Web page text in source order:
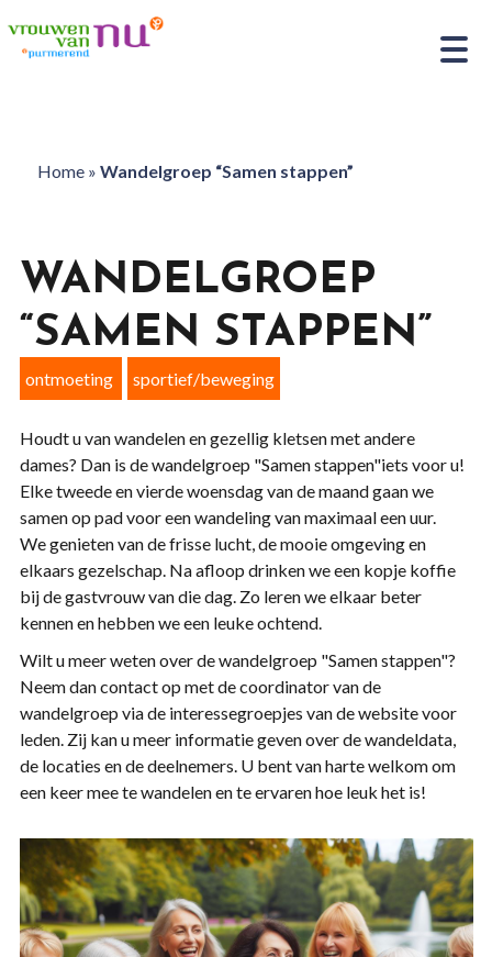
Home» Wandelgroep “Samen stappen”
WANDELGROEP
“SAMEN STAPPEN”
ontmoeting sportief/beweging
Houdt u van wandelen en gezellig kletsen met andere
dames? Dan is de wandelgroep "Samen stappen"iets voor u!
Elke tweede en vierde woensdag van de maand gaan we
samen op pad voor een wandeling van maximaal een uur.
We genieten van de frisse lucht, de mooie omgeving en
elkaars gezelschap. Na afloop drinken we een kopje koffie
bij de gastvrouw van die dag. Zo leren we elkaar beter
kennen en hebben we een leuke ochtend.
Wilt u meer weten over de wandelgroep "Samen stappen"?
Neem dan contact op met de coordinator van de
wandelgroep via de interessegroepjes van de website voor
leden. Zij kan u meer informatie geven over de wandeldata,
de locaties en de deelnemers. U bent van harte welkom om
een keer mee te wandelen en te ervaren hoe leuk het is!